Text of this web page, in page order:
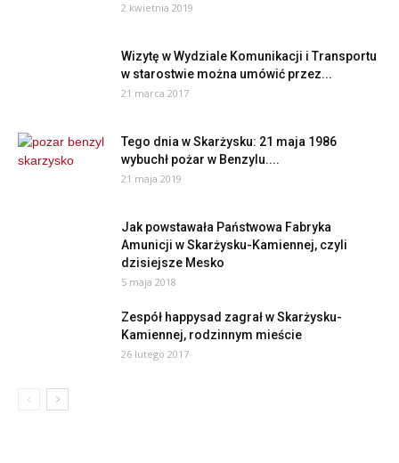
2 kwietnia 2019
Wizytę w Wydziale Komunikacji i Transportu
w starostwie można umówić przez...
21 marca 2017
Tego dnia w Skarżysku: 21 maja 1986
wybuchł pożar w Benzylu....
21 maja 2019
Jak powstawała Państwowa Fabryka
Amunicji w Skarżysku-Kamiennej, czyli
dzisiejsze Mesko
5 maja 2018
Zespół happysad zagrał w Skarżysku-
Kamiennej, rodzinnym mieście
26 lutego 2017